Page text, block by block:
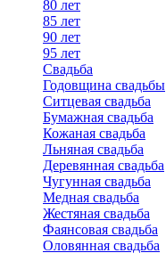
80 лет
85 лет
90 лет
95 лет
Свадьба
Годовщина свадьбы
Ситцевая свадьба
Бумажная свадьба
Кожаная свадьба
Льняная свадьба
Деревянная свадьба
Чугунная свадьба
Медная свадьба
Жестяная свадьба
Фаянсовая свадьба
Оловянная свадьба